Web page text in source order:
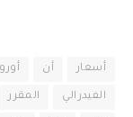
أسعار أن
الفيدرالي المقرر